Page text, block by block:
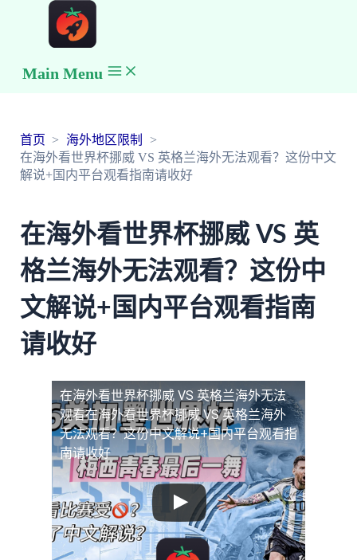
Main Menu
首页
海外地区限制
在海外看世界杯挪威 VS 英格兰海外无法观看？这份中文
解说+国内平台观看指南请收好
在海外看世界杯挪威 VS 英
格兰海外无法观看？这份中
文解说+国内平台观看指南
请收好
在海外看世界杯挪威 VS 英格兰海外无法
观看在海外看世界杯挪威 VS 英格兰海外
无法观看？这份中文解说+国内平台观看指
南请收好